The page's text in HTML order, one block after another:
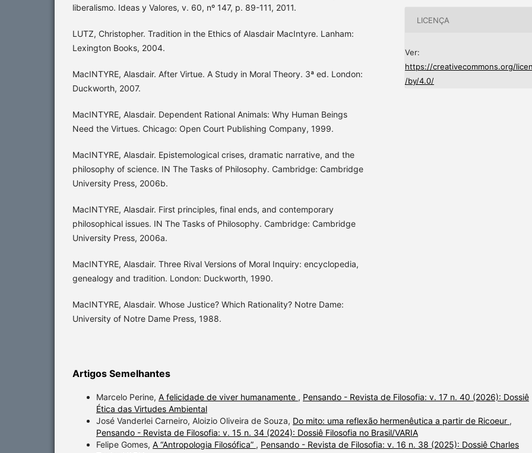
liberalismo. Ideas y Valores, v. 60, nº 147, p. 89-111, 2011.
LUTZ, Christopher. Tradition in the Ethics of Alasdair MacIntyre. Lanham:
Lexington Books, 2004.
MacINTYRE, Alasdair. After Virtue. A Study in Moral Theory. 3ª ed. London:
Duckworth, 2007.
MacINTYRE, Alasdair. Dependent Rational Animals: Why Human Beings
Need the Virtues. Chicago: Open Court Publishing Company, 1999.
MacINTYRE, Alasdair. Epistemological crises, dramatic narrative, and the
philosophy of science. IN The Tasks of Philosophy. Cambridge: Cambridge
University Press, 2006b.
MacINTYRE, Alasdair. First principles, final ends, and contemporary
philosophical issues. IN The Tasks of Philosophy. Cambridge: Cambridge
University Press, 2006a.
MacINTYRE, Alasdair. Three Rival Versions of Moral Inquiry: encyclopedia,
genealogy and tradition. London: Duckworth, 1990.
MacINTYRE, Alasdair. Whose Justice? Which Rationality? Notre Dame:
University of Notre Dame Press, 1988.
LICENÇA
Ver:
https://creativecommons.org/
/by/4.0/
Artigos Semelhantes
Marcelo Perine, A felicidade de viver humanamente , Pensando - Revista de Filosofia: v. 17 n. 40 (2026): Dossiê
Ética das Virtudes Ambiental
José Vanderlei Carneiro, Aloizio Oliveira de Souza, Do mito: uma reflexão hermenêutica a partir de Ricoeur ,
Pensando - Revista de Filosofia: v. 15 n. 34 (2024): Dossiê Filosofia no Brasil/VARIA
Felipe Gomes, A “Antropologia Filosófica” , Pensando - Revista de Filosofia: v. 16 n. 38 (2025): Dossiê Charles